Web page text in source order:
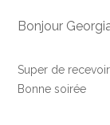
Bonjour
Super de
Bonne soirée